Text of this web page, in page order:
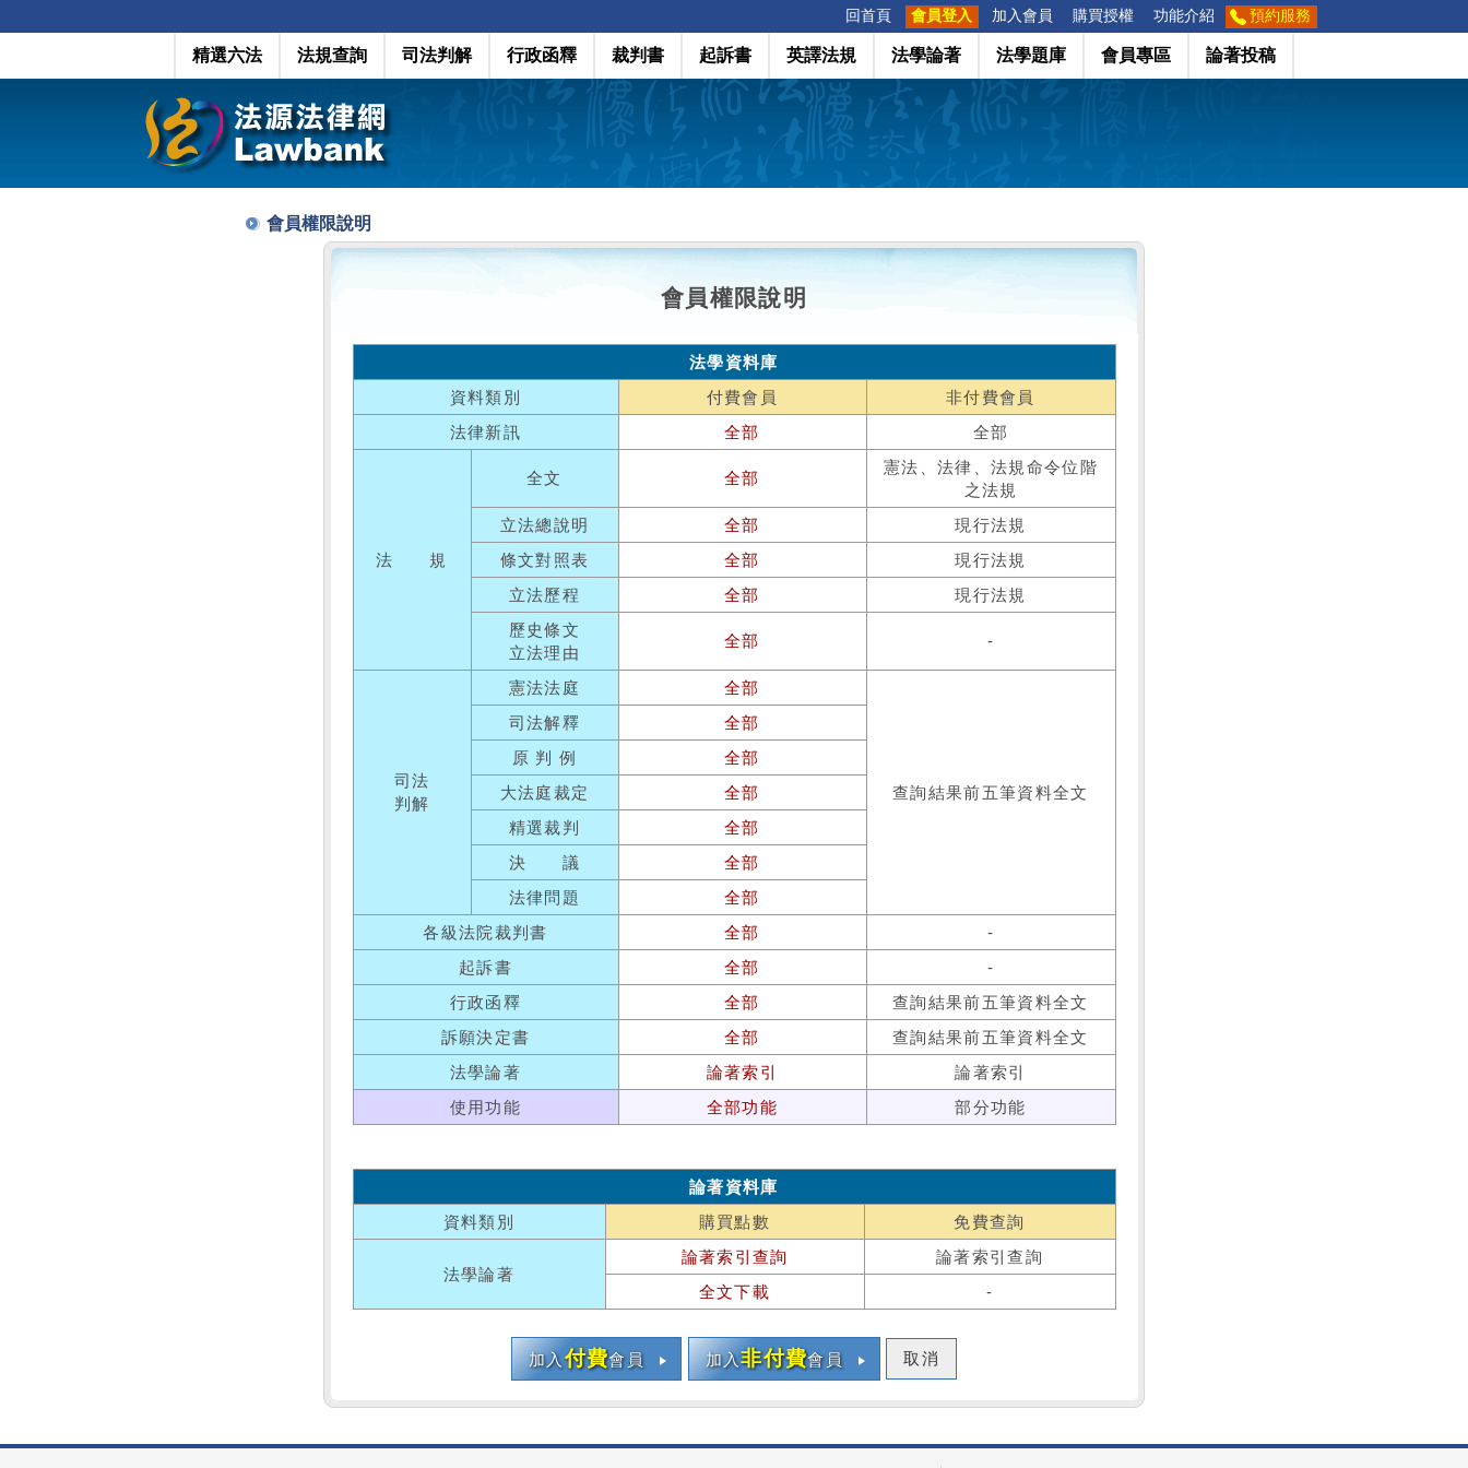
回首頁 會員登入 加入會員 購買授權 功能介紹 預約服務
精選六法 法規查詢 司法判解 行政函釋 裁判書 起訴書 英譯法規 法學論著 法學題庫 會員專區 論著投稿
會員權限說明
會員權限說明
法學資料庫
資料類別
付費會員
非付費會員
法律新訊
全部 全部
法 規
全文 全部
憲法、法律、法規命令位階
之法規
立法總說明
全部
現行法規
條文對照表
全部
現行法規
立法歷程
全部
現行法規
歷史條文
立法理由
全部 -
司法
判解
憲法法庭 全部
查詢結果前五筆資料全文
司法解釋
全部
原 判 例
全部
大法庭裁定
全部
精選裁判
全部
決 議
全部
法律問題
全部
各級法院裁判書
全部
-
起訴書
全部
-
行政函釋
全部
查詢結果前五筆資料全文
訴願決定書
全部
查詢結果前五筆資料全文
法學論著
論著索引
論著索引
使用功能
全部功能 部分功能
論著資料庫
資料類別
購買點數 免費查詢
法學論著
論著索引查詢
論著索引查詢
全文下載
-
加入付費會員 加入非付費會員 取消